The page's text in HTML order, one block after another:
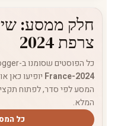
חלק ממסע:
צרפת 2024
כל הפוסטים שסומנו ב-Blogger עם התגית
France-2024 יופיעו
המסע לפי סדר, לפתוח
המלא.
כל